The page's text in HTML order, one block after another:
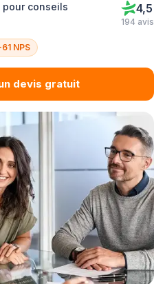
pour conseils
4,5
194 avis
NPS
devis gratuit